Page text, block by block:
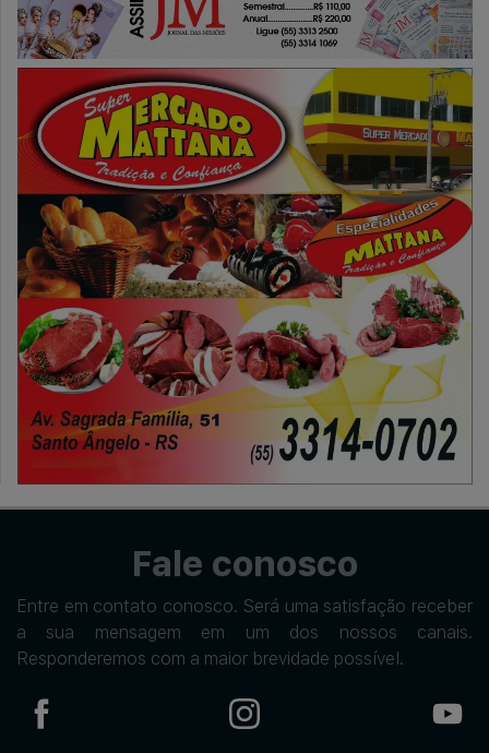
Fale conosco
Entre em contato conosco. Será uma satisfação receber
a sua mensagem em um dos nossos canais.
Responderemos com a maior brevidade possível.